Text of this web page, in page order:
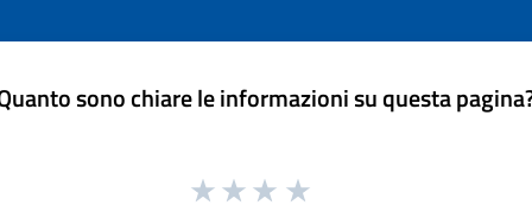
sono chiare le informazioni su questa